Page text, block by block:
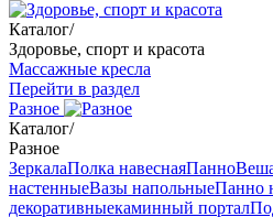
Каталог/
Здоровье, спорт и красота
Массажные кресла
Перейти в раздел
Разное
Каталог/
Разное
ЗеркалаПолка навеснаяПанно
настенныеВазы напольныеПанно
декоративныекаминный портал